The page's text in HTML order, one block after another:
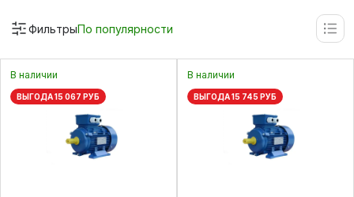
ФильтрыПо популярности
В наличии
ВЫГОДА 15 067 РУБ
В наличии
ВЫГОДА 15 745 РУБ